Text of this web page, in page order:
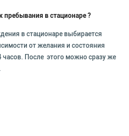
в стационаре ?
в стационаре выбирается
от желания и состояния
часов. После этого можно сразу же